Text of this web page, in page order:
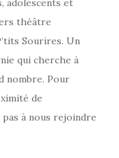
adolescents et
théâtre
Sourires. Un
qui cherche à
nombre. Pour
de
à nous rejoindre